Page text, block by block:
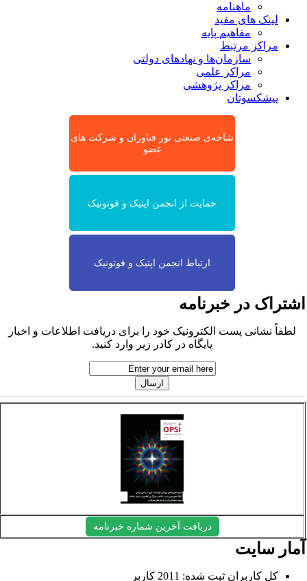
ماهنامه
لینک های مفید
مفاهیم پایه
مراکز مرتبط
سازمان‌ها و نهادهای دولتی
مراکز علمی
مراکز پژوهشی
پیشکسوتان
شاخه‌ی صنعتی نور فناوران و شرکت های
عضو
حمایت از انجمن اپتیک و فوتونیک
ارتباط انجمن اپتیک و فوتونیک
در خبرنامه
لطفاً نشانی پست الکترونیک خود را برای دریافت اطلاعات و اخبار
پایگاه در کادر زیر وارد کنید.
دریافت آخرین شماره خبرنامه
سایت
کل کاربران ثبت شده: 2011 کاربر